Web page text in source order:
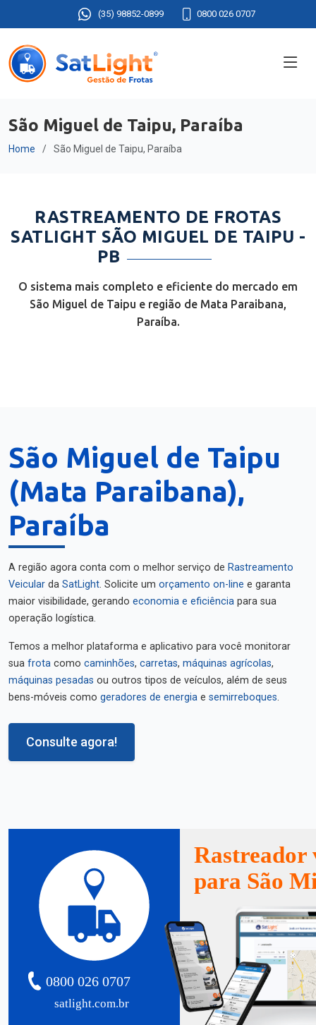
(35) 98852-0899 0800 026 0707
São Miguel de Taipu, Paraíba
Home São Miguel de Taipu, Paraíba
RASTREAMENTO DE FROTAS
SATLIGHT SÃO MIGUEL DE TAIPU -
PB
O sistema mais completo e eficiente do mercado em
São Miguel de Taipu e região de Mata Paraibana,
Paraíba.
São Miguel de Taipu
(Mata Paraibana),
Paraíba
A região agora conta com o melhor serviço de Rastreamento
Veicular da SatLight. Solicite um orçamento on-line e garanta
maior visibilidade, gerando economia e eficiência para sua
operação logística.
Temos a melhor plataforma e aplicativo para você monitorar
sua frota como caminhões, carretas, máquinas agrícolas,
máquinas pesadas ou outros tipos de veículos, além de seus
bens-móveis como geradores de energia e semirreboques.
Consulte agora!
satlight.com.br
0800 026 0707
Rastreador
para São